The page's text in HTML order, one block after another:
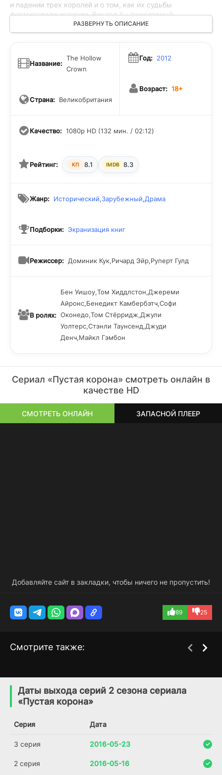
и падении трех королей и о том, как их судьбы
формировали историю. Ричард II - тщеславный,
самодовольный человек, правит, нимало не заботясь о
благосостоянии подданных. В конечном итоге его
как Генрих IV. Царствование Генриха омрачено чувством
вины из-за смерти Ричарда, гражданской войной и
опасениями за сына Хэла. Когда Хэл восходит на престол
призрак отца и бороться со своими собственными
демонами.
РАЗВЕРНУТЬ ОПИСАНИЕ
Название:
The Hollow
Crown
Страна: Великобритания
Год: 2012
Возраст: 18+
Качество: 1080p HD (132 мин. / 02:12)
Рейтинг: КП 8.1 IMDB 8.3
Жанр: Исторический,Зарубежный,Драма
Подборки: Экранизация книг
Режиссер: Доминик Кук,Ричард Эйр,Руперт Гулд
В ролях:
Бен Уишоу,Том Хиддлстон,Джереми
Айронс,Бенедикт Камбербэтч,Софи
Оконедо,Том Стёрридж,Джули
Уолтерс,Стэнли Таунсенд,Джуди
Денч,Майкл Гэмбон
Сериал «Пустая корона» смотреть онлайн в
качестве HD
СМОТРЕТЬ ОНЛАЙН ЗАПАСНОЙ ПЛЕЕР
Добавляйте сайт в закладки, чтобы ничего не пропустить!
89 25
Смотрите также:
7.2 8.1
Даты выхода серий 2 сезона сериала
«Пустая корона»
Серия Дата
3 серия 2016-05-23
2 серия 2016-05-16